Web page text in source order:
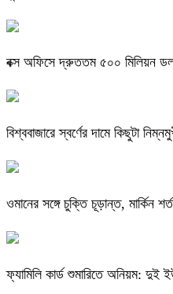
বক্স অফিসে দ্রুততম ৫০০ মিলিয়ন
বিশ্ববাজারে স্বর্ণের দামে কিছুটা
ওমানের সঙ্গে চুক্তি চূড়ান্ত, মার্কিন
ফ্যামিলি কার্ড শুমারিতে অনিয়ম: দুই